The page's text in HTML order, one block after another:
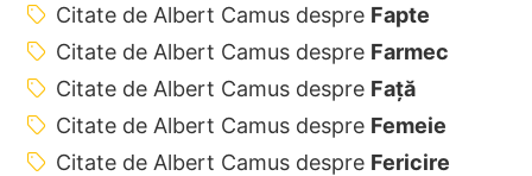
Citate de Albert Camus despre Fapte
Citate de Albert Camus despre Farmec
Citate de Albert Camus despre Față
Citate de Albert Camus despre Femeie
Citate de Albert Camus despre Fericire